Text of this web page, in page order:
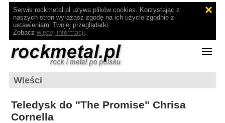
Serwis rockmetal.pl używa plików cookies. Korzystając z
naszych stron wyrażasz zgodę na ich użycie zgodnie z
ustawieniami Twojej przeglądarki.
Zobacz więcej informacji.
Wieści
Teledysk do "The Promise" Chrisa
Cornella